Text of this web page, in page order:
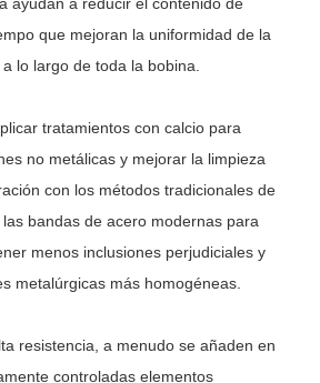
ayudan a reducir el contenido de
que mejoran la uniformidad de la
lo largo de toda la bobina.
tratamientos con calcio para
no metálicas y mejorar la limpieza
con los métodos tradicionales de
bandas de acero modernas para
menos inclusiones perjudiciales y
metalúrgicas más homogéneas.
resistencia, a menudo se añaden en
controladas elementos